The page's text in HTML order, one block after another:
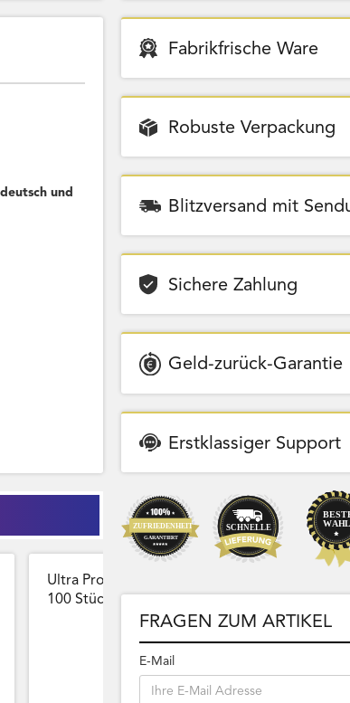
und
Ultra Pro Card Sleeves Team Bags
100 Stück Wiederverschließbar
Fabrikfrische Ware
Robuste Verpackung
Blitzversand mit
Sichere Zahlung
Geld-zurück-Garantie
Erstklassiger Support
FRAGEN ZUM ARTIKEL
E-Mail